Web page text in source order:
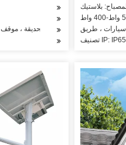
بلاستيك
، طريق
تصنيف IP: IP65
التطبيق: ساحة ، حديقة ،